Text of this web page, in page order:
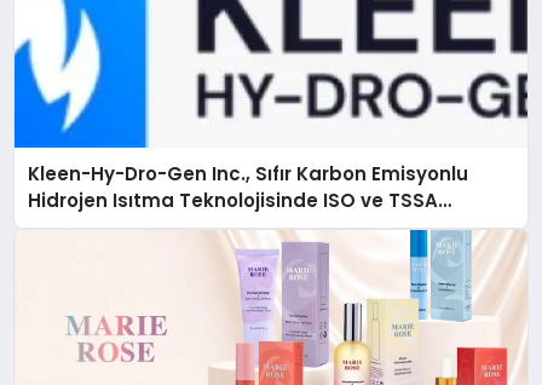
Kleen-Hy-Dro-Gen Inc., Sıfır Karbon Emisyonlu
Hidrojen Isıtma Teknolojisinde ISO ve TSSA
Düzenleyici Onaylarını Aldı